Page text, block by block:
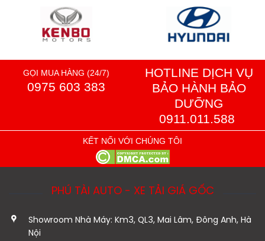
GỌI MUA HÀNG (24/7)
0975 603 383
HOTLINE DỊCH VỤ
BẢO HÀNH BẢO
DƯỠNG
0911.011.588
KẾT NỐI VỚI CHÚNG TÔI
PHÚ TÀI AUTO - XE TẢI GIÁ GỐC
Showroom Nhà Máy: Km3, QL3, Mai Lâm, Đông Anh, Hà
Nội